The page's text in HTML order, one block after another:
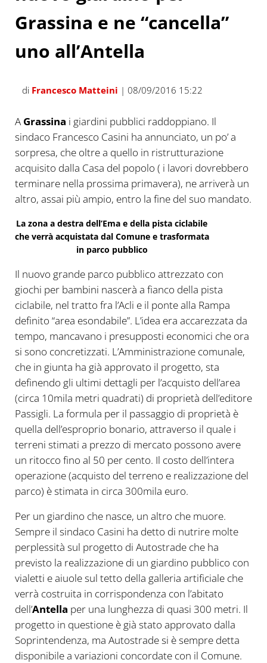
Grassina e ne “cancella”
uno all’Antella
di Francesco Matteini | 08/09/2016 15:22
A Grassina i giardini pubblici raddoppiano. Il
sindaco Francesco Casini ha annunciato, un po’ a
sorpresa, che oltre a quello in ristrutturazione
acquisito dalla Casa del popolo ( i lavori dovrebbero
terminare nella prossima primavera), ne arriverà un
altro, assai più ampio, entro la fine del suo mandato.
La zona a destra dell’Ema e della pista ciclabile
che verrà acquistata dal Comune e trasformata
in parco pubblico
Il nuovo grande parco pubblico attrezzato con
giochi per bambini nascerà a fianco della pista
ciclabile, nel tratto fra l’Acli e il ponte alla Rampa
definito “area esondabile”. L’idea era accarezzata da
tempo, mancavano i presupposti economici che ora
si sono concretizzati. L’Amministrazione comunale,
che in giunta ha già approvato il progetto, sta
definendo gli ultimi dettagli per l’acquisto dell’area
(circa 10mila metri quadrati) di proprietà dell’editore
Passigli. La formula per il passaggio di proprietà è
quella dell’esproprio bonario, attraverso il quale i
terreni stimati a prezzo di mercato possono avere
un ritocco fino al 50 per cento. Il costo dell’intera
operazione (acquisto del terreno e realizzazione del
parco) è stimata in circa 300mila euro.
Per un giardino che nasce, un altro che muore.
Sempre il sindaco Casini ha detto di nutrire molte
perplessità sul progetto di Autostrade che ha
previsto la realizzazione di un giardino pubblico con
vialetti e aiuole sul tetto della galleria artificiale che
verrà costruita in corrispondenza con l’abitato
dell’Antella per una lunghezza di quasi 300 metri. Il
progetto in questione è già stato approvato dalla
Soprintendenza, ma Autostrade si è sempre detta
disponibile a variazioni concordate con il Comune.